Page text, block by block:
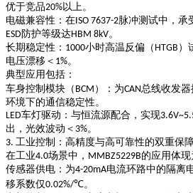
优于竞品20%以上。
电磁兼容性 ：在 ISO 7637-2脉冲测试中，承
ESD防护等级达HBM 8kV。
长期稳定性 ： 1000小时高温反偏（ HTGB ）
电压漂移＜ 1%。
典型应用包括：
车身控制模块（ BCM ） ：为CAN 总线收发
环境下的通信稳定性。
LED车灯驱动 ：与恒流源配合，实现
出，光效波动＜ 3%。
3. 工业控制：高精度与高可靠性的双重保
在工业4.0场景中， MMBZ5229B的应用体现
传感器供电 ：为4-20mA电流环路中的隔离
移系数仅0.02%/℃。